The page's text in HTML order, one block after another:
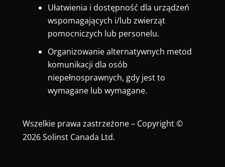
Ułatwienia i dostępność dla urządzeń
wspomagających i/lub zwierząt
pomocniczych lub personelu.
Organizowanie alternatywnych metod
komunikacji dla osób
niepełnosprawnych, gdy jest to
wymagane lub wymagane.
Wszelkie prawa zastrzeżone – Copyright ©
2026 Solinst Canada Ltd.